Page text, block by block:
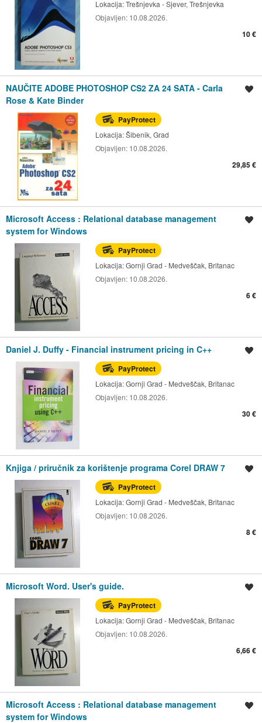
Lokacija:Trešnjevka - Sjever, Trešnjevka
Objavljen: 10.08.2026.
10 €
NAUČITE ADOBE PHOTOSHOP CS2 ZA 24 SATA - Carla
Rose & Kate Binder
PayProtect
Lokacija:Šibenik, Grad
Objavljen: 10.08.2026.
29,85 €
Microsoft Access : Relational database management
system for Windows
PayProtect
Lokacija:Gornji Grad - Medveščak, Britanac
Objavljen: 10.08.2026.
6 €
Daniel J. Duffy - Financial instrument pricing in C++
PayProtect
Lokacija:Gornji Grad - Medveščak, Britanac
Objavljen: 10.08.2026.
30 €
Knjiga / priručnik za korištenje programa Corel DRAW 7
PayProtect
Lokacija:Gornji Grad - Medveščak, Britanac
Objavljen: 10.08.2026.
8 €
Microsoft Word. User's guide.
PayProtect
Lokacija:Gornji Grad - Medveščak, Britanac
Objavljen: 10.08.2026.
6,66 €
Microsoft Access : Relational database management
system for Windows